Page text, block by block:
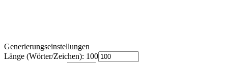
Generierungseinstellungen
Länge (Wörter/Zeichen): 100